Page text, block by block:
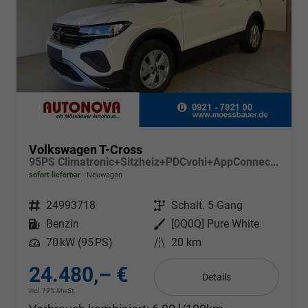
Volkswagen T-Cross
95PS Climatronic+Sitzheiz+PDCvohi+AppConnect+Side+TravelAssist+ACC
sofort lieferbar Neuwagen
Fahrzeugnr. 24993718 Getriebe Schalt. 5-Gang
Kraftstoff
Benzin Außenfarbe
[0Q0Q] Pure White
Leistung 70 kW (95 PS) Kilometerstand 20 km
24.480,– €
incl. 19% MwSt.
Details